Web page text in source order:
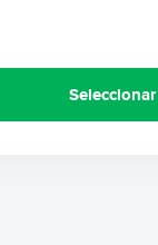
Seleccionar